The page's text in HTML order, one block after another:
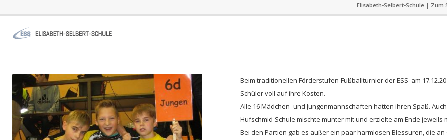
Elisabeth-Selbert-Schule | Zum
Beim traditionellen Förderstufen-Fußballturnier der ESS am
Schüler voll auf ihre Kosten.
Alle 16 Mädchen- und Jungenmannschaften hatten ihren Spaß.
Hufschmid-Schule mischte munter mit und erzielte am Ende jeweils
Bei den Partien gab es außer ein paar harmlosen Blessuren, die